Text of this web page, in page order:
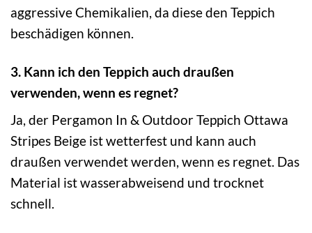
aggressive Chemikalien, da diese den Teppich
beschädigen können.
3. Kann ich den Teppich auch draußen
verwenden, wenn es regnet?
Ja, der Pergamon In & Outdoor Teppich Ottawa
Stripes Beige ist wetterfest und kann auch
draußen verwendet werden, wenn es regnet. Das
Material ist wasserabweisend und trocknet
schnell.